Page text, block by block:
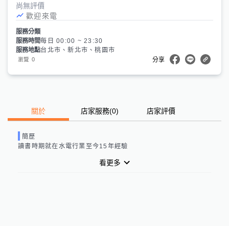
尚無評價
歡迎來電
服務分類
服務時間每日 00:00 ~ 23:30
服務地點台北市、新北市、桃園市
瀏覽 0 分享
關於 店家服務(0) 店家評價
簡歷
讀書時期就在水電行業至今15年經驗
看更多